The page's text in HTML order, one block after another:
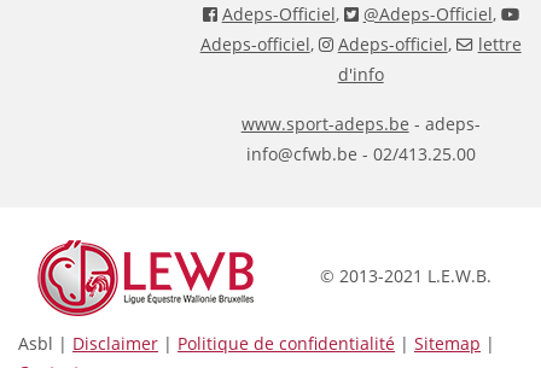
Adeps-Officiel, @Adeps-Officiel,
Adeps-officiel, Adeps-officiel,
lettre
d'info
www.sport-adeps.be - adeps-
info@cfwb.be - 02/413.25.00
© 2013-2021 L.E.W.B.
Asbl | Disclaimer | Politique de confidentialité | Sitemap |